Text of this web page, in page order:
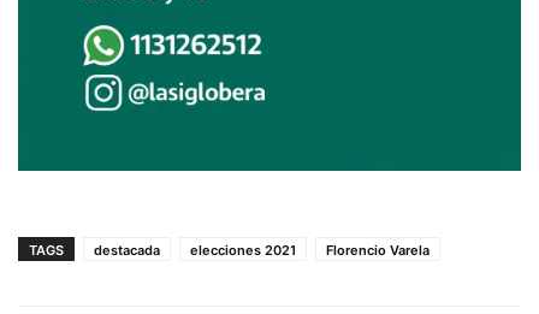
TAGS destacada elecciones 2021 Florencio Varela